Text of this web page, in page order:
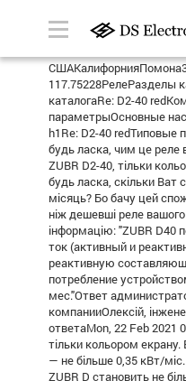
117.75228РелеРазделы
каталогаRe: D2-40
параметрыОсновные
h1Re: D2-40 redТиповые
будь ласка, чим це реле
ZUBR D2-40, тільки
будь ласка, скільки Ват
місяць? Бо бачу цей
ніж дешевші реле
інформацію: "ZUBR D40
ток (активный и
реактивную
потребление
мес."Ответ
компанииОлексій,
ответаMon, 22 Feb 2021
тільки кольором
— не більше 0,35 кВт/
ZUBR D становить не